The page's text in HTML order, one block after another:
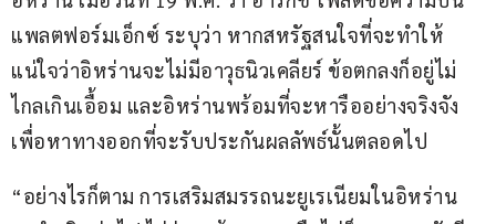
แพลตฟอร์มเอ็กซ์ ระบุว่า หากสหรัฐสนใจที่จะทำให้
แน่ใจว่าอิหร่านจะไม่มีอาวุธนิวเคลียร์ ข้อตกลงก็อยู่ไม่
ไกลเกินเอื้อม และอิหร่านพร้อมที่จะหารืออย่างจริงจัง
เพื่อหาทางออกที่จะรับประกันผลลัพธ์นั้นตลอดไป
“อย่างไรก็ตาม การเสริมสมรรถนะยูเรเนียมในอิหร่าน